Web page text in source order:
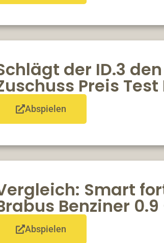
der ID.3
Preis
Abspielen
Smart
Benziner
Abspielen